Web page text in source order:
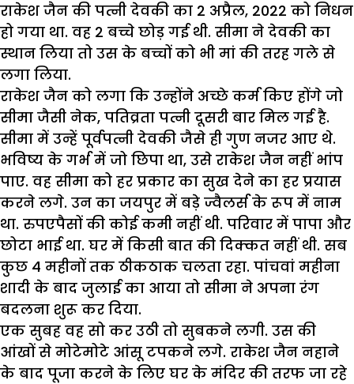
राकेश जैन की पत्नी देवकी का 2 अप्रैल, 2022 को निधन
हो गया था. वह 2 बच्चे छोड़ गई थी. सीमा ने देवकी का
स्थान लिया तो उस के बच्चों को भी मां की तरह गले से
लगा लिया.
राकेश जैन को लगा कि उन्होंने अच्छे कर्म किए होंगे जो
सीमा जैसी नेक, पतिव्रता पत्नी दूसरी बार मिल गई है.
सीमा में उन्हें पूर्वपत्नी देवकी जैसे ही गुण नजर आए थे.
भविष्य के गर्भ में जो छिपा था, उसे राकेश जैन नहीं भांप
पाए. वह सीमा को हर प्रकार का सुख देने का हर प्रयास
करने लगे. उन का जयपुर में बड़े ज्वैलर्स के रूप में नाम
था. रुपएपैसों की कोई कमी नहीं थी. परिवार में पापा और
छोटा भाई था. घर में किसी बात की दिक्कत नहीं थी. सब
कुछ 4 महीनों तक ठीकठाक चलता रहा. पांचवां महीना
शादी के बाद जुलाई का आया तो सीमा ने अपना रंग
बदलना शुरू कर दिया.
एक सुबह वह सो कर उठी तो सुबकने लगी. उस की
आंखों से मोटेमोटे आंसू टपकने लगे. राकेश जैन नहाने
के बाद पूजा करने के लिए घर के मंदिर की तरफ जा रहे